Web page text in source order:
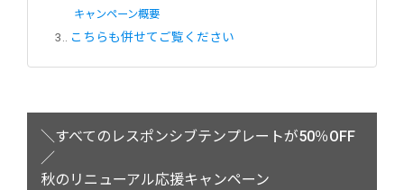
キャンペーン概要
3. こちらも併せてご覧ください
＼すべてのレスポンシブテンプレートが50％OFF
／
秋のリニューアル応援キャンペーン